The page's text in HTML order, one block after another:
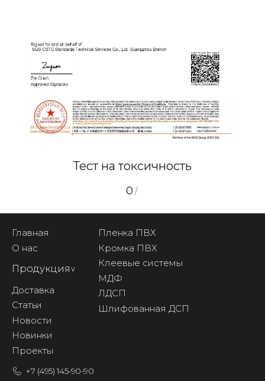
Тест на токсичность
0 /
Главная
О нас
Продукция^
Доставка
Статьи
Новости
Новинки
Проекты
Пленка ПВХ
Кромка ПВХ
Клеевые системы
МДФ
ЛДСП
Шлифованная ДСП
+7 (495) 145-90-90